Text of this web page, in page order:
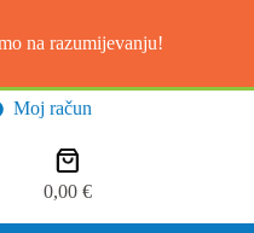
na razumijevanju!
Moj račun
Košarica
0,00 €